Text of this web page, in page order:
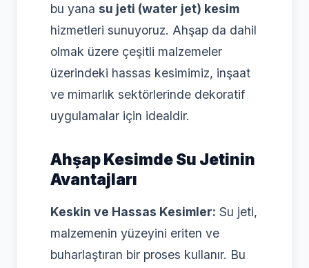
bu yana su jeti (water jet) kesim
hizmetleri sunuyoruz. Ahşap da dahil
olmak üzere çeşitli malzemeler
üzerindeki hassas kesimimiz, inşaat
ve mimarlık sektörlerinde dekoratif
uygulamalar için idealdir.
Ahşap Kesimde Su Jetinin
Avantajları
Keskin ve Hassas Kesimler: Su jeti,
malzemenin yüzeyini eriten ve
buharlaştıran bir proses kullanır. Bu